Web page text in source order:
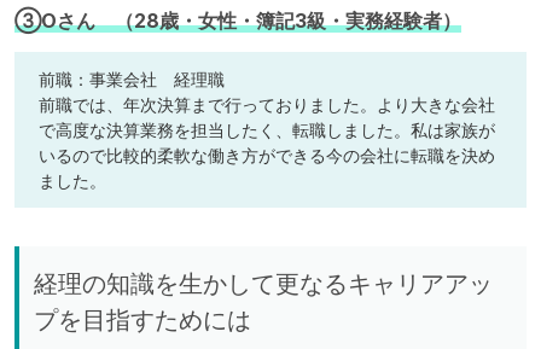
③Oさん （28歳・女性・簿記3級・実務経験者）
前職：事業会社 経理職
前職では、年次決算まで行っておりました。より大きな会社
で高度な決算業務を担当したく、転職しました。私は家族が
いるので比較的柔軟な働き方ができる今の会社に転職を決め
ました。
経理の知識を生かして更なるキャリアアッ
プを目指すためには